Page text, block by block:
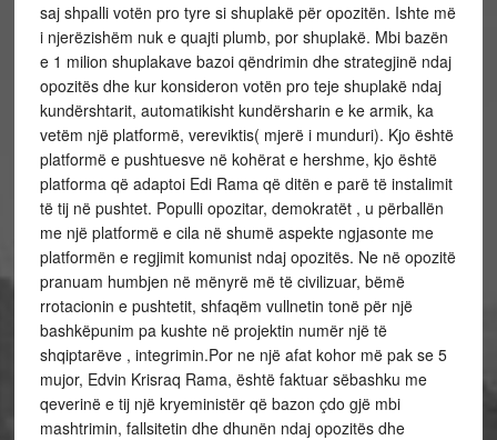
saj shpalli votën pro tyre si shuplakë për opozitën. Ishte më
i njerëzishëm nuk e quajti plumb, por shuplakë. Mbi bazën
e 1 milion shuplakave bazoi qëndrimin dhe strategjinë ndaj
opozitës dhe kur konsideron votën pro teje shuplakë ndaj
kundërshtarit, automatikisht kundërsharin e ke armik, ka
vetëm një platformë, vereviktis( mjerë i munduri). Kjo është
platformë e pushtuesve në kohërat e hershme, kjo është
platforma që adaptoi Edi Rama që ditën e parë të instalimit
të tij në pushtet. Populli opozitar, demokratët , u përballën
me një platformë e cila në shumë aspekte ngjasonte me
platformën e regjimit komunist ndaj opozitës. Ne në opozitë
pranuam humbjen në mënyrë më të civilizuar, bëmë
rrotacionin e pushtetit, shfaqëm vullnetin tonë për një
bashkëpunim pa kushte në projektin numër një të
shqiptarëve , integrimin.Por ne një afat kohor më pak se 5
mujor, Edvin Krisraq Rama, është faktuar sëbashku me
qeverinë e tij një kryeministër që bazon çdo gjë mbi
mashtrimin, fallsitetin dhe dhunën ndaj opozitës dhe